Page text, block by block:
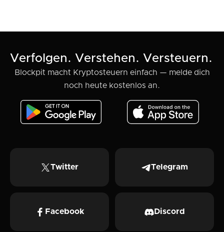
Verfolgen. Verstehen. Versteuern.
Blockpit macht Kryptosteuern einfach — melde dich
noch heute kostenlos an.
Twitter Telegram
Facebook Discord